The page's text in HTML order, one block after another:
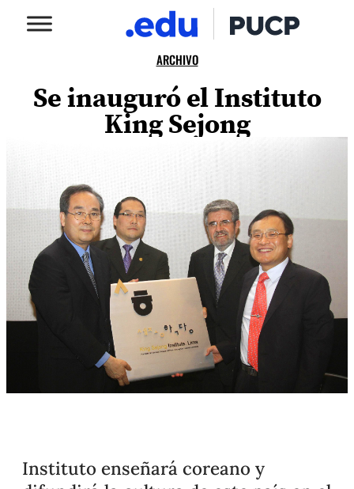
ARCHIVO
Se inauguró el Instituto
King Sejong
Instituto enseñará coreano y